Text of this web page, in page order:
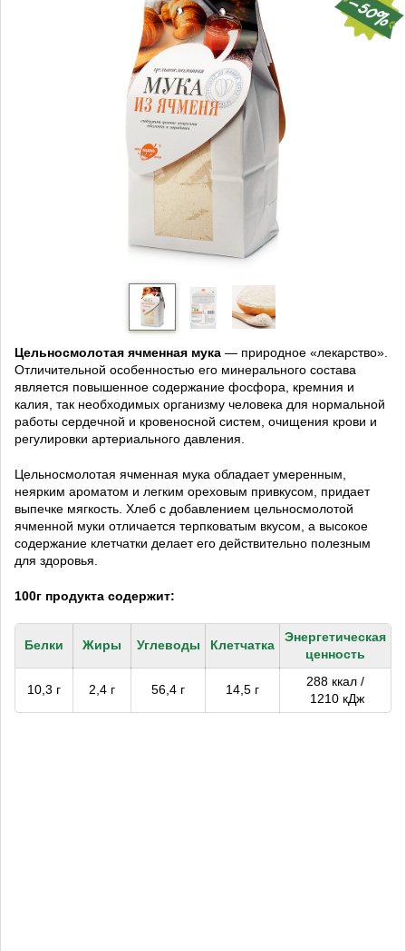
Цельносмолотая ячменная мука — природное «лекарство».
Отличительной особенностью его минерального состава
является повышенное содержание фосфора, кремния и
калия, так необходимых организму человека для нормальной
работы сердечной и кровеносной систем, очищения крови и
регулировки артериального давления.
Цельносмолотая ячменная мука обладает умеренным,
неярким ароматом и легким ореховым привкусом, придает
выпечке мягкость. Хлеб с добавлением цельносмолотой
ячменной муки отличается терпковатым вкусом, а высокое
содержание клетчатки делает его действительно полезным
для здоровья.
100г продукта содержит:
Белки Жиры Углеводы Клетчатка
Энергетическая
ценность
10,3 г 2,4 г 56,4 г 14,5 г
288 ккал /
1210 кДж